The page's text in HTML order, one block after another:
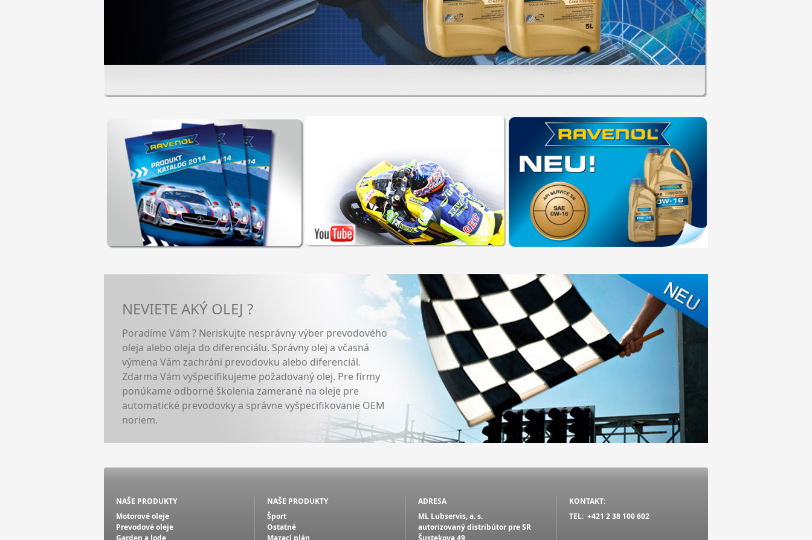
NEVIETE AKÝ OLEJ ?
Poradíme Vám ? Neriskujte nesprávny výber prevodového
oleja alebo oleja do diferenciálu. Správny olej a včasná
výmena Vám zachráni prevodovku alebo diferenciál.
Zdarma Vám vyšpecifikujeme požadovaný olej. Pre firmy
ponúkame odborné školenia zamerané na oleje pre
automatické prevodovky a správne vyšpecifikovanie OEM
noriem.
NAŠE PRODUKTY
Motorové oleje
Prevodové oleje
Garden a lode
NAŠE PRODUKTY
Šport
Ostatné
Mazací plán
ADRESA
ML Lubservis, a. s.
autorizovaný distribútor pre SR
Šustekova 49
KONTAKT:
TEL: +421 2 38 100 602